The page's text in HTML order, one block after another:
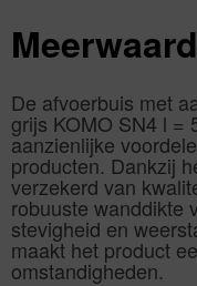
De afvoerbuis met
grijs KOMO SN4 l =
aanzienlijke
producten. Dankzij
verzekerd van
robuuste wanddikte
stevigheid en
maakt het product
omstandigheden.